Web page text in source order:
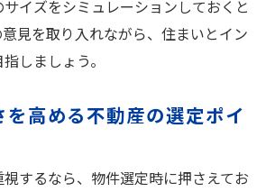
イズをシミュレーションしておくと
見を取り入れながら、住まいとイン
しましょう。
を高める不動産の選定ポイ
するなら、物件選定時に押さえてお